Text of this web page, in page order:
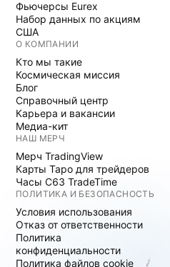
Фьючерсы Eurex
Набор данных по акциям
США
О КОМПАНИИ
Кто мы такие
Космическая миссия
Блог
Справочный центр
Карьера и вакансии
Медиа-кит
НАШ МЕРЧ
Мерч TradingView
Карты Таро для трейдеров
Часы C63 TradeTime
ПОЛИТИКА И БЕЗОПАСНОСТЬ
Условия использования
Отказ от ответственности
Политика
конфиденциальности
Политика файлов cookie